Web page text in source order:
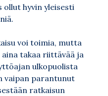
ollut hyvin yleisesti
voi toimia, mutta
aina takaa riittävää ja
ulkopuolista
vaipan parantunut
ratkaisun